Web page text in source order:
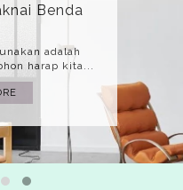
Benda
adalah
harap kita...